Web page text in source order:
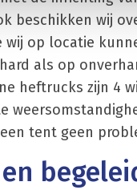
beschikken wij
wij op locatie
als op
heftrucks zijn 4
tent geen